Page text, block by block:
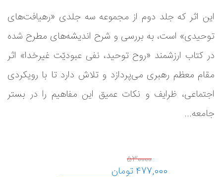
این اثر که جلد دوم از مجموعه سه جلدی «رهیافت‌های
توحیدی» است، به بررسی و شرح اندیشه‌های مطرح شده
در کتاب ارزشمند «روح توحید، نفی عبودیّت غیرخدا» اثر
مقام معظم رهبری می‌پردازد و تلاش دارد تا با رویکردی
اجتماعی، ظرایف و نکات عمیق این مفاهیم را در بستر
جامعه...